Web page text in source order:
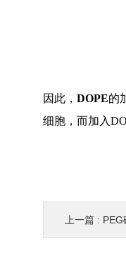
因此， DOPE的
细胞，而加入
上一篇 :